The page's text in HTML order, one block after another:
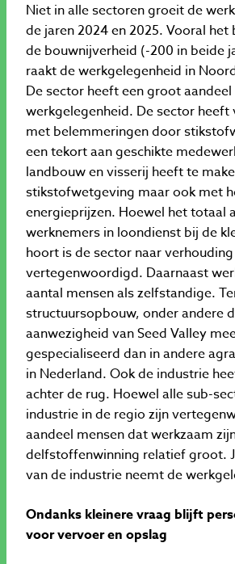
Niet in alle sectoren groeit de
de jaren 2024 en 2025. Vooral het
de bouwnijverheid (-200 in beide
raakt de werkgelegenheid in
De sector heeft een groot
werkgelegenheid. De sector
met belemmeringen door
een tekort aan geschikte
landbouw en visserij heeft te
stikstofwetgeving maar ook met
energieprijzen. Hoewel het totaal
werknemers in loondienst bij de
hoort is de sector naar
vertegenwoordigd. Daarnaast
aantal mensen als zelfstandige.
structuursopbouw, onder andere
aanwezigheid van Seed Valley
gespecialiseerd dan in andere
in Nederland. Ook de industrie
achter de rug. Hoewel alle sub-
industrie in de regio zijn
aandeel mensen dat werkzaam
delfstoffenwinning relatief groot.
van de industrie neemt de
Ondanks kleinere vraag blijft
voor vervoer en opslag